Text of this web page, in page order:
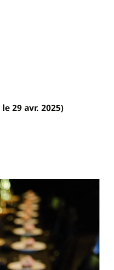
29 avr. 2025)